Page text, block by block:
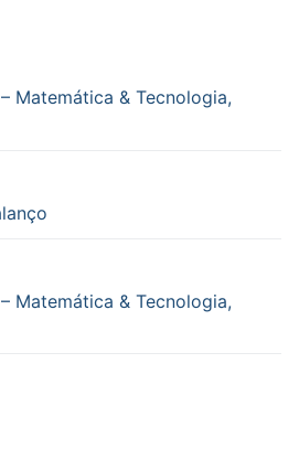
Matemática & Tecnologia,
Matemática & Tecnologia,